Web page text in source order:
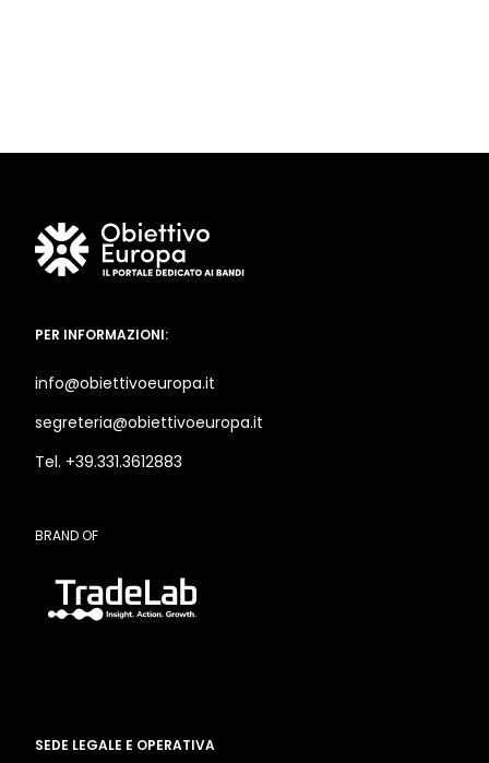
PER INFORMAZIONI:
info@obiettivoeuropa.it
segreteria@obiettivoeuropa.it
Tel. +39.331.3612883
BRAND OF
SEDE LEGALE E OPERATIVA